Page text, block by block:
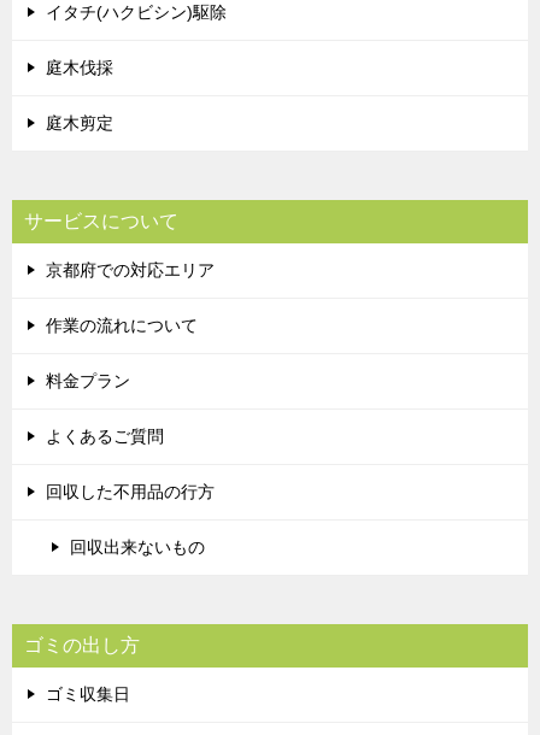
イタチ(ハクビシン)駆除
庭木伐採
庭木剪定
サービスについて
京都府での対応エリア
作業の流れについて
料金プラン
よくあるご質問
回収した不用品の行方
回収出来ないもの
ゴミの出し方
ゴミ収集日